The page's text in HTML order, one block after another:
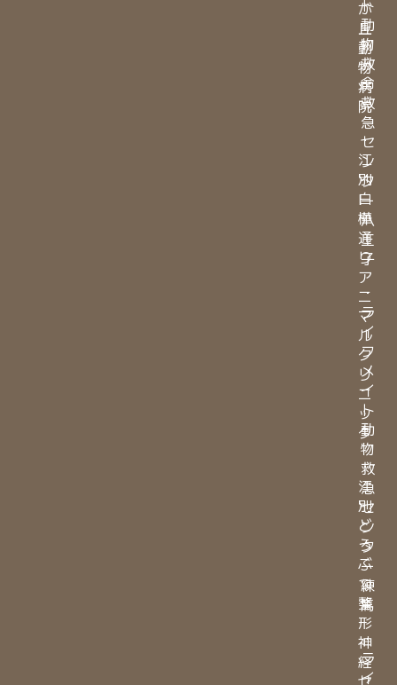
が
丘
動
物
病
院
・
江
別
白
樺
通
り
ア
ニ
マ
ル
ク
リ
ニ
ッ
ク
・
江
別
ど
う
ぶ
つ
整
形
神
経
セ
ト
動
物
救
命
救
急
セ
ン
タ
ー
八
王
子
・
ラ
イ
フ
メ
イ
ト
動
物
救
急
セ
ン
タ
ー
練
馬
・
ラ
イ